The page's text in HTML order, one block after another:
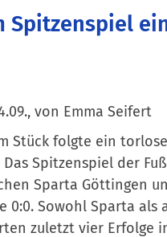
Spitzenspiel
von Emma Seifert
Stück folgte ein
Spitzenspiel der
Sparta Göttingen
0:0. Sowohl Sparta als
zuletzt vier Erfolge